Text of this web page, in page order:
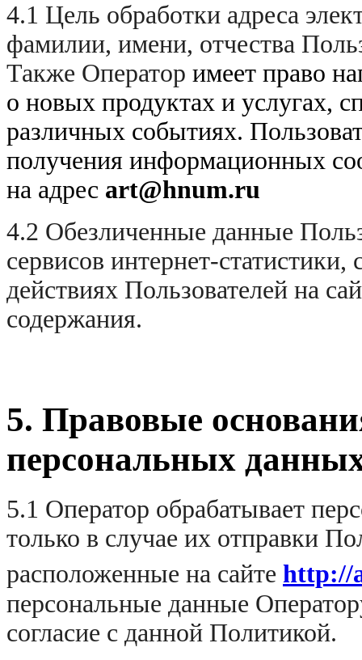
4.1 Цель обработки адреса
фамилии, имени, отчества
Также Оператор имеет право
о новых продуктах и услугах,
различных событиях.
получения информационных
на адрес art@hnum.ru
4.2 Обезличенные данные
сервисов интернет-
действиях Пользователей на
содержания.
5. Правовые
персональных
5.1 Оператор обрабатывает
только в случае их отправки
расположенные на сайте http://
персональные данные
согласие с данной Политикой.